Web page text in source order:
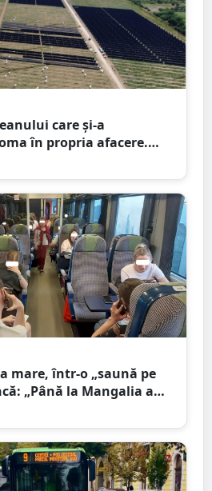
care și-a
în propria afacere.
milioane de euro,
său
mare, într-o „saună pe
„Până la Mangalia a